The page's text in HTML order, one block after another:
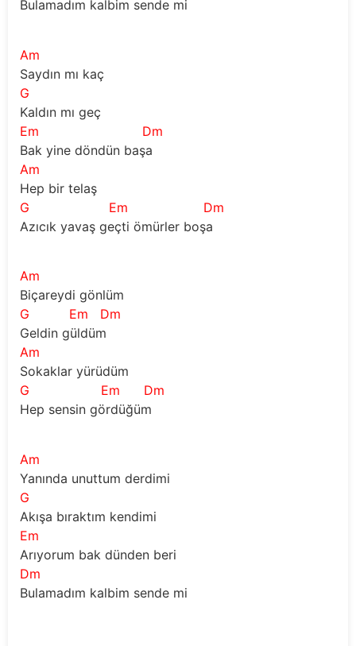
Bulamadım kalbim sende mi
Am
Saydın mı kaç
G
Kaldın mı geç
Em
Dm
Bak yine döndün başa
Am
Hep bir telaş
G
Em
Dm
Azıcık yavaş geçti ömürler boşa
Am
Biçareydi gönlüm
G
Em
Dm
Geldin güldüm
Am
Sokaklar yürüdüm
G
Em
Dm
Hep sensin gördüğüm
Am
Yanında unuttum derdimi
G
Akışa bıraktım kendimi
Em
Arıyorum bak dünden beri
Dm
Bulamadım kalbim sende mi